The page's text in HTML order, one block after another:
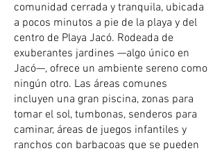
comunidad cerrada y tranquila, ubicada
a pocos minutos a pie de la playa y del
centro de Playa Jacó. Rodeada de
exuberantes jardines —algo único en
Jacó—, ofrece un ambiente sereno como
ningún otro. Las áreas comunes
incluyen una gran piscina, zonas para
tomar el sol, tumbonas, senderos para
caminar, áreas de juegos infantiles y
ranchos con barbacoas que se pueden